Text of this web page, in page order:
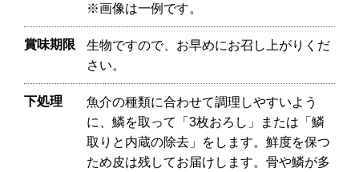
※画像は一例です。
賞味期限
生物ですので、お早めにお召し上がりくだ
さい。
下処理
魚介の種類に合わせて調理しやすいよう
に、鱗を取って「3枚おろし」または「鱗
取りと内蔵の除去」をします。鮮度を保つ
ため皮は残してお届けします。骨や鱗が多